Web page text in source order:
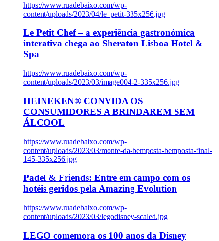
https://www.ruadebaixo.com/wp-
content/uploads/2023/04/le_petit-335x256.jpg
Le Petit Chef – a experiência gastronómica
interativa chega ao Sheraton Lisboa Hotel &
Spa
https://www.ruadebaixo.com/wp-
content/uploads/2023/03/image004-2-335x256.jpg
HEINEKEN® CONVIDA OS
CONSUMIDORES A BRINDAREM SEM
ÁLCOOL
https://www.ruadebaixo.com/wp-
content/uploads/2023/03/monte-da-bemposta-bemposta-final-
145-335x256.jpg
Padel & Friends: Entre em campo com os
hotéis geridos pela Amazing Evolution
https://www.ruadebaixo.com/wp-
content/uploads/2023/03/legodisney-scaled.jpg
LEGO comemora os 100 anos da Disney